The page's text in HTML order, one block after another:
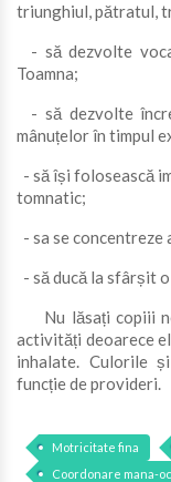
triunghiul, pătratul,
- să dezvolte
Toamna;
- să dezvolte
mânuțelor în timpul
- să își folosească
tomnatic;
- sa se
- să ducă la sfârșit
Nu lăsați copiii
activități deoarece
inhalate. Culorile
funcție de provideri.
Motricitate fina
Coordonare mana-